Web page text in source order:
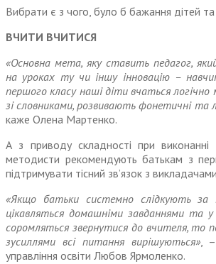
Вибрати є з чого, було б бажання дітей та
ВЧИТИ ВЧИТИСЯ
«Основна мета, яку ставить педагог,
на уроках ту чи іншу інновацію –
першого класу наші діти вчаться
зі словни­ками, розвивають фонетичні та
каже Олена Мартенко.
А з приводу складності при виконанні
методисти рекомендують батькам з
підтриму­вати тісний зв’язок з
«Якщо батьки системно слідку­ють за
цікав­ляться домашніми завданнями та у
соромляться звернутися до вчителя, то
зусиллями всі питання вирішуються», –
управління освіти Любов Ярмоленко.